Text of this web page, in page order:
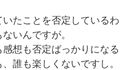
たことを否定しているわ
いんですが。
想も否定ばっかりになる
誰も楽しくないですし。